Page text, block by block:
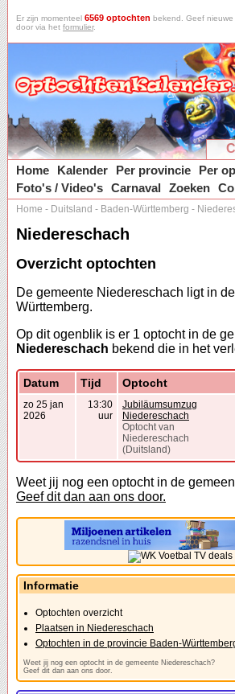
Er zijn momenteel 6569 optochten bekend. Geef
door via het formulier.
Home
Kalender Per provincie
Per
Foto's / Video's Carnaval Zoeken
Home - Duitsland - Baden-Württemberg -
Niedereschach
Overzicht optochten
De gemeente Niedereschach ligt in
Württemberg.
Op dit ogenblik is er 1 optocht in de
Niedereschach bekend die in het
Datum Tijd Optocht
zo 25 jan
2026
13:30
uur
Jubiläumsumzug
Niedereschach
Optocht van
Niedereschach
(Duitsland)
Weet jij nog een optocht in de
Geef dit dan aan ons door.
Informatie
Optochten overzicht
Plaatsen in Niedereschach
Optochten in de provincie Baden-
Weet jij nog een optocht in de gemeente Niedereschach?
Geef dit dan aan ons door.